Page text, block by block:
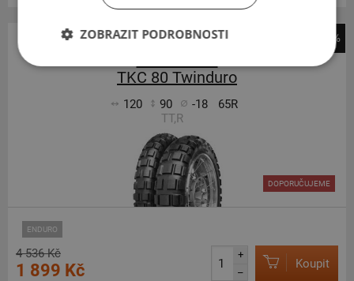
-58%
TKC 80 Twinduro
120 90 -18
65R
TT,R
ENDURO
DOPORUČUJEME
4 536 Kč
1 899 Kč
+
–
Koupit
ZOBRAZIT PODROBNOSTI